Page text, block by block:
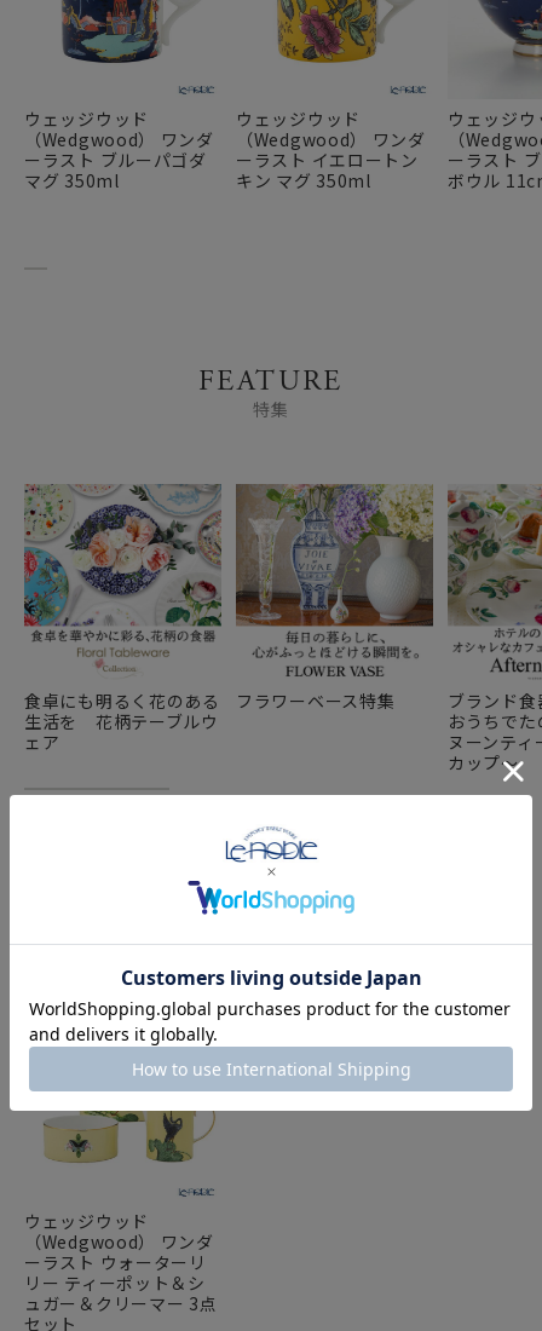
ウェッジウッド
（Wedgwood） ワンダ
ーラスト ブルーパゴダ
マグ 350ml
ウェッジウッド
（Wedgwood） ワンダ
ーラスト イエロートン
キン マグ 350ml
ウェッジウ
（
ーラスト
ボウル
FEATURE
特集
食卓にも明るく花のある
生活を 花柄テーブルウ
ェア
フラワーベース特集
ブランド
おうちで
ヌーンテ
カップ～
COMPONENT PRODUCTS
ウェッジウッド
（Wedgwood） ワンダ
ーラスト ウォーターリ
リー ティーポット＆シ
ュガー＆クリーマー 3点
セット